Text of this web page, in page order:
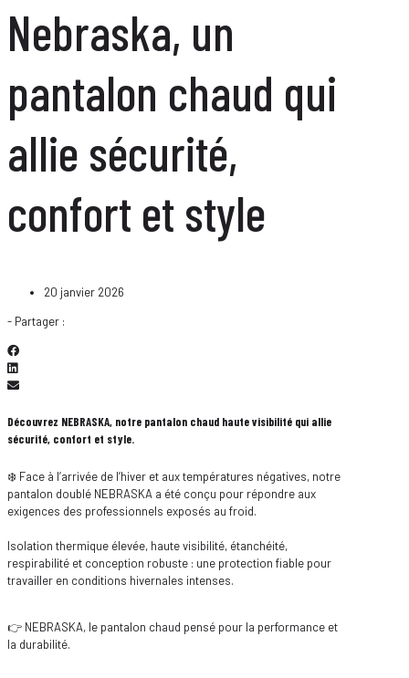
Nebraska, un
pantalon chaud qui
allie sécurité,
confort et style
20 janvier 2026
- Partager :
Découvrez NEBRASKA, notre pantalon chaud haute visibilité qui allie
sécurité, confort et style.
❄️ Face à l’arrivée de l’hiver et aux températures négatives, notre
pantalon doublé NEBRASKA a été conçu pour répondre aux
exigences des professionnels exposés au froid.
Isolation thermique élevée, haute visibilité, étanchéité,
respirabilité et conception robuste : une protection fiable pour
travailler en conditions hivernales intenses.
👉 NEBRASKA, le pantalon chaud pensé pour la performance et
la durabilité.